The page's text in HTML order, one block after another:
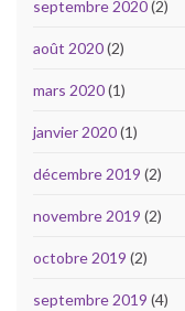
septembre 2020(2)
août 2020(2)
mars 2020(1)
janvier 2020(1)
décembre 2019 (2)
novembre 2019 (2)
octobre 2019 (2)
septembre 2019 (4)